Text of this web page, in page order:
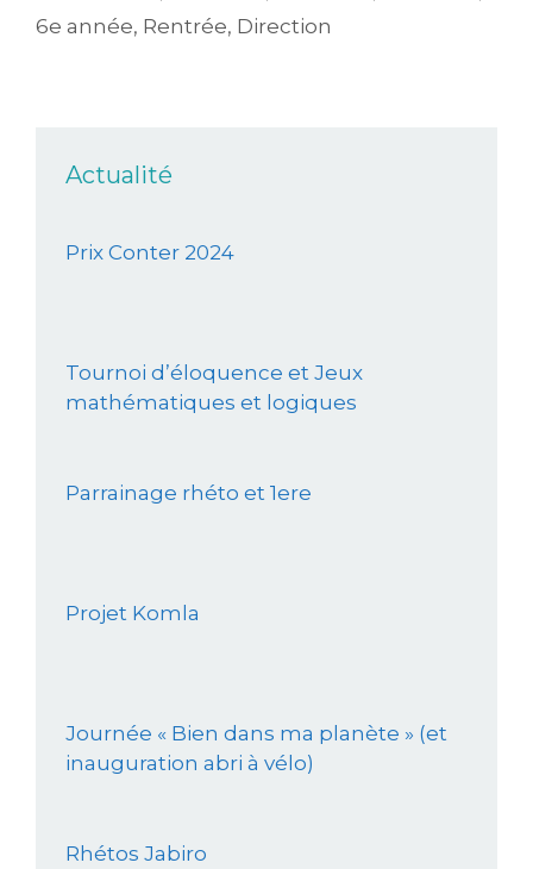
6e année, Rentrée, Direction
Actualité
Prix Conter 2024
Tournoi d’éloquence et Jeux
mathématiques et logiques
Parrainage rhéto et 1ere
Projet Komla
Journée « Bien dans ma planète » (et
inauguration abri à vélo)
Rhétos Jabiro